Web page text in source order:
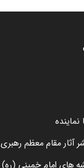
نماینده
آثار مقام معظم رهبری
های امام خمینی (ره)